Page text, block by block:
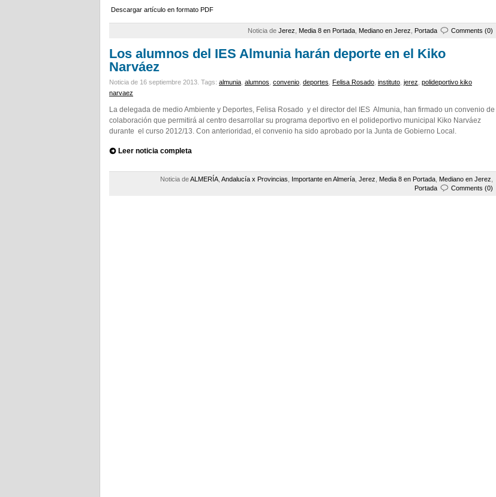
Descargar artículo en formato PDF
Noticia de Jerez Media 8 en Portada Mediano en Jerez Portada Comments (0)
Los alumnos del IES Almunia harán deporte en el Kiko
Narváez
Noticia de 16 septiembre 2013. Tags: almunia alumnos convenio deportes Felisa Rosado instituto jerez polideportivo kiko
narvaez
La delegada de medio Ambiente y Deportes, Felisa Rosado y el director del IES Almunia, han firmado un convenio de
colaboración que permitirá al centro desarrollar su programa deportivo en el polideportivo municipal Kiko Narváez
durante el curso 2012/13. Con anterioridad, el convenio ha sido aprobado por la Junta de Gobierno Local.
Leer noticia completa
Noticia deALMERÍA Andalucía x Provincias Importante en Almería Jerez Media 8 en Portada Mediano en Jerez
Portada
Comments (0)